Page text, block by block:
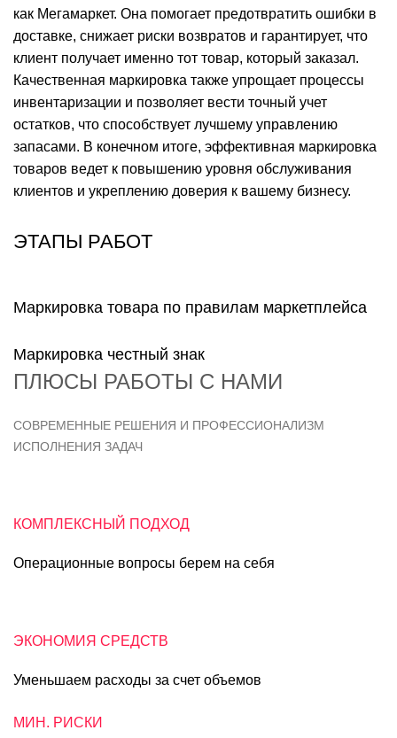
как Мегамаркет. Она помогает предотвратить ошибки в
доставке, снижает риски возвратов и гарантирует, что
клиент получает именно тот товар, который заказал.
Качественная маркировка также упрощает процессы
инвентаризации и позволяет вести точный учет
остатков, что способствует лучшему управлению
запасами. В конечном итоге, эффективная маркировка
товаров ведет к повышению уровня обслуживания
клиентов и укреплению доверия к вашему бизнесу.
ЭТАПЫ РАБОТ
Маркировка товара по правилам маркетплейса
Маркировка честный знак
ПЛЮСЫ РАБОТЫ С НАМИ
СОВРЕМЕННЫЕ РЕШЕНИЯ И ПРОФЕССИОНАЛИЗМ
ИСПОЛНЕНИЯ ЗАДАЧ
КОМПЛЕКСНЫЙ ПОДХОД
Операционные вопросы берем на себя
ЭКОНОМИЯ СРЕДСТВ
Уменьшаем расходы за счет объемов
МИН. РИСКИ